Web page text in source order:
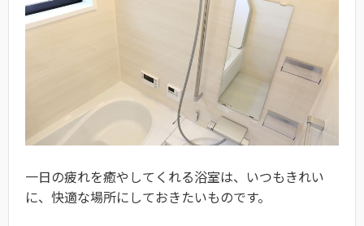
一日の疲れを癒やしてくれる浴室は、いつもきれい
に、快適な場所にしておきたいものです。